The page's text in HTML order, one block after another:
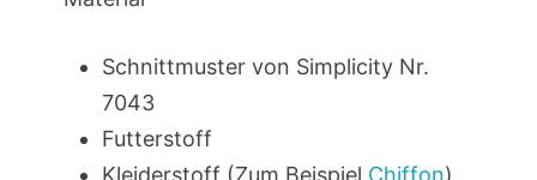
Schnittmuster von Simplicity Nr.
7043
Futterstoff